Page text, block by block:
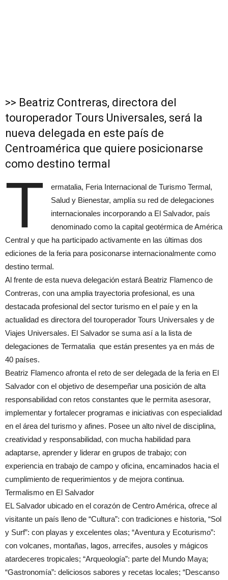
>> Beatriz Contreras, directora del
touroperador Tours Universales, será la
nueva delegada en este país de
Centroamérica que quiere posicionarse
como destino termal
T
ermatalia, Feria Internacional de Turismo Termal,
Salud y Bienestar, amplía su red de delegaciones
internacionales incorporando a El Salvador, país
denominado como la capital geotérmica de América
Central y que ha participado activamente en las últimas dos
ediciones de la feria para posiconarse internacionalmente como
destino termal.
Al frente de esta nueva delegación estará Beatriz Flamenco de
Contreras, con una amplia trayectoria profesional, es una
destacada profesional del sector turismo en el paíe y en la
actualidad es directora del touroperador Tours Universales y de
Viajes Universales. El Salvador se suma así a la lista de
delegaciones de Termatalia que están presentes ya en más de
40 países.
Beatriz Flamenco afronta el reto de ser delegada de la feria en El
Salvador con el objetivo de desempeñar una posición de alta
responsabilidad con retos constantes que le permita asesorar,
implementar y fortalecer programas e iniciativas con especialidad
en el área del turismo y afines. Posee un alto nivel de disciplina,
creatividad y responsabilidad, con mucha habilidad para
adaptarse, aprender y liderar en grupos de trabajo; con
experiencia en trabajo de campo y oficina, encaminados hacia el
cumplimiento de requerimientos y de mejora continua.
Termalismo en El Salvador
EL Salvador ubicado en el corazón de Centro América, ofrece al
visitante un país lleno de “Cultura”: con tradiciones e historia, “Sol
y Surf”: con playas y excelentes olas; “Aventura y Ecoturismo”:
con volcanes, montañas, lagos, arrecifes, ausoles y mágicos
atardeceres tropicales; “Arqueología”: parte del Mundo Maya;
“Gastronomía”: deliciosos sabores y recetas locales; “Descanso